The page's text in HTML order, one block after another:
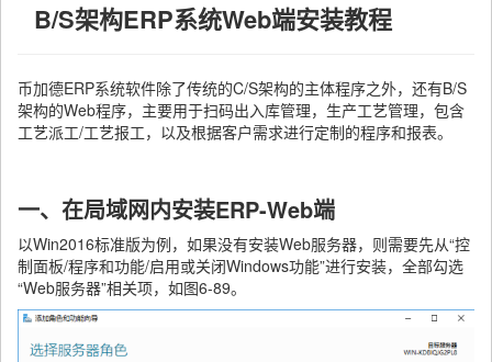
B/S架构ERP系统Web端安装教程
币加德ERP系统软件除了传统的C/S架构的主体程序之外，还有B/S
架构的Web程序，主要用于扫码出入库管理，生产工艺管理，包含
工艺派工/工艺报工，以及根据客户需求进行定制的程序和报表。
一、在局域网内安装ERP-Web端
以Win2016标准版为例，如果没有安装Web服务器，则需要先从“控
制面板/程序和功能/启用或关闭Windows功能”进行安装，全部勾选
“Web服务器”相关项，如图6-89。